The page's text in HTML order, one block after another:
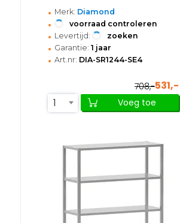
• Merk: Diamond
• voorraad controleren
• Levertijd: zoeken
• Garantie: 1 jaar
• Art.nr: DIA-SR1244-SE4
708,-531,-
1
Voeg toe